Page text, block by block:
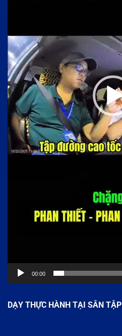
00:00
DẠY THỰC HÀNH TẠI SÂN TẬP